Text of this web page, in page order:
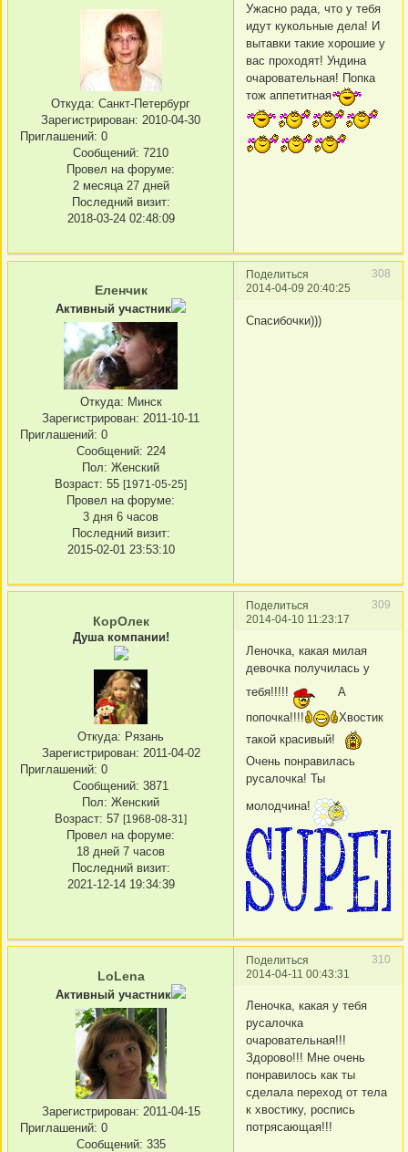
Откуда: Санкт-Петербург
Зарегистрирован: 2010-04-30
Приглашений: 0
Сообщений: 7210
Провел на форуме:
2 месяца 27 дней
Последний визит:
2018-03-24 02:48:09
Ужасно рада, что у тебя
идут кукольные дела! И
вытавки такие хорошие у
вас проходят! Ундина
очаровательная! Попка
тож аппетитная
Поделиться
308
2014-04-09 20:40:25
Еленчик
Активный участник
Откуда: Минск
Зарегистрирован: 2011-10-11
Приглашений: 0
Сообщений: 224
Пол: Женский
Возраст: 55 [1971-05-25]
Провел на форуме:
3 дня 6 часов
Последний визит:
2015-02-01 23:53:10
Спасибочки)))
Поделиться
309
2014-04-10 11:23:17
КорОлек
Душа компании!
Откуда: Рязань
Зарегистрирован: 2011-04-02
Приглашений: 0
Сообщений: 3871
Пол: Женский
Возраст: 57 [1968-08-31]
Провел на форуме:
18 дней 7 часов
Последний визит:
2021-12-14 19:34:39
Леночка, какая милая
девочка получилась у
тебя!!!!!
А
попочка!!!!
Хвостик
такой красивый!
Очень понравилась
русалочка! Ты
молодчина!
Поделиться
310
2014-04-11 00:43:31
LoLena
Активный участник
Зарегистрирован: 2011-04-15
Приглашений: 0
Сообщений: 335
Леночка, какая у тебя
русалочка
очаровательная!!!
Здорово!!! Мне очень
понравилось как ты
сделала переход от тела
к хвостику, роспись
потрясающая!!!